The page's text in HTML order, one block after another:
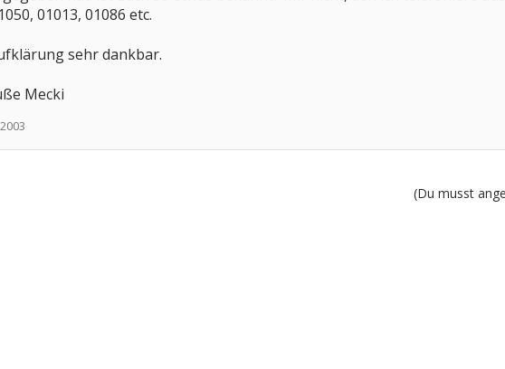
01013, 01086 etc.
sehr dankbar.
Mecki
(Du musst